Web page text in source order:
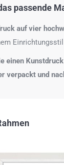
passende
auf vier
einen
verpackt und